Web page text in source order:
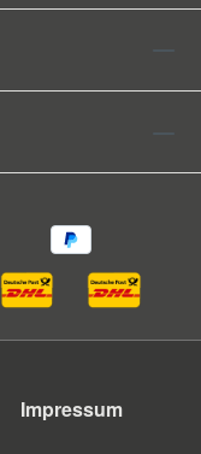
Impressum